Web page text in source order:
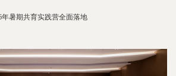
暑期共育实践营全面落地